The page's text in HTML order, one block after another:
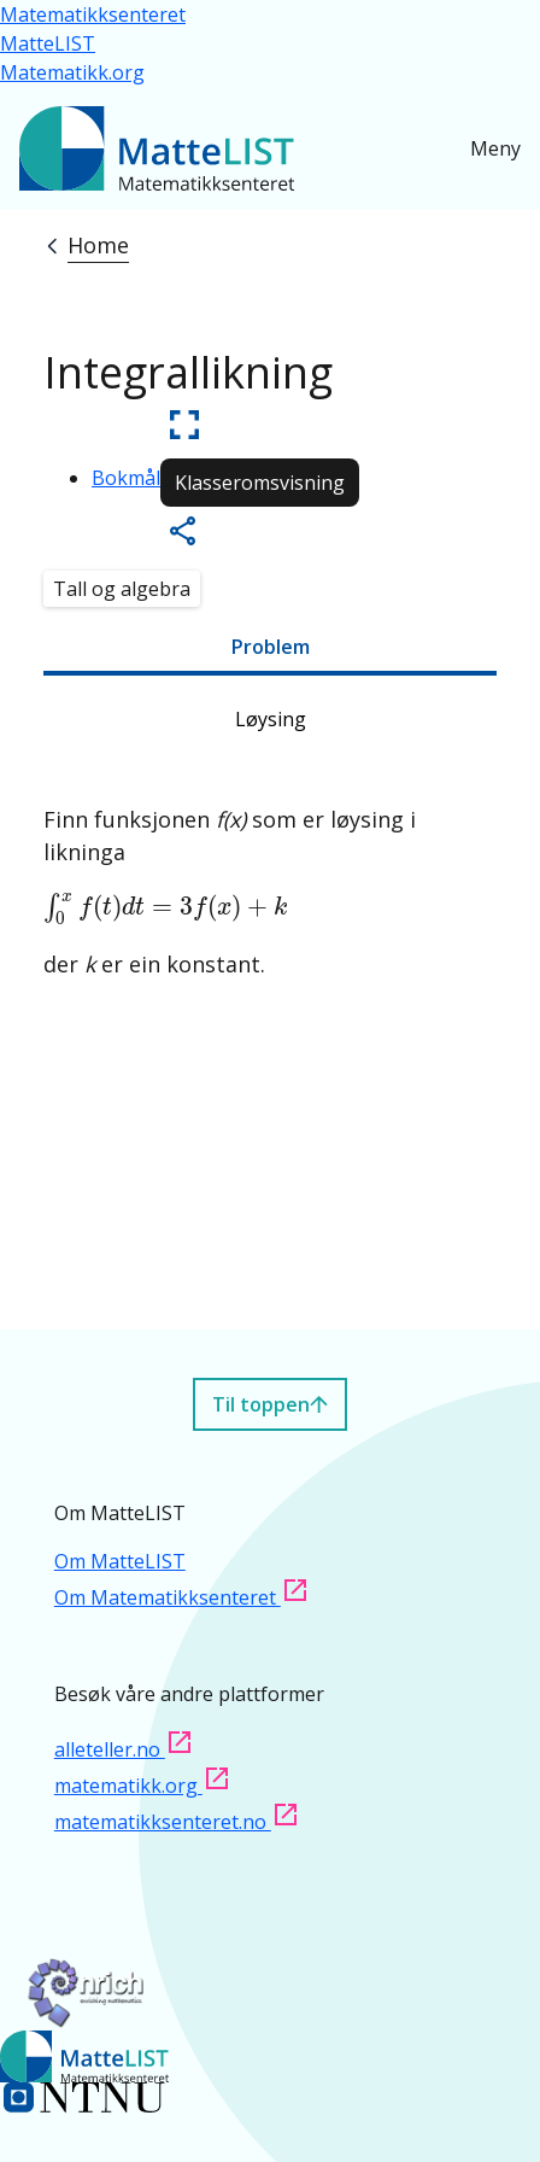
Skip to main content
Matematikksenteret
MatteLIST
Matematikk.org
Meny
Breadcrumb
Home
Integrallikning
Bokmål Klasseromsvisning
Tall og algebra
Problem
Løysing
Finn funksjonen f(x)som er løysing i
likninga
∫ x
0 f(t)dt = 3 f(x) + k
∫0x f(t) dt f( x) k
der ker ein konstant.
Til toppen
Om MatteLIST
Om MatteLIST
Om Matematikksenteret
Besøk våre andre plattformer
alleteller.no
matematikk.org
matematikksenteret.no